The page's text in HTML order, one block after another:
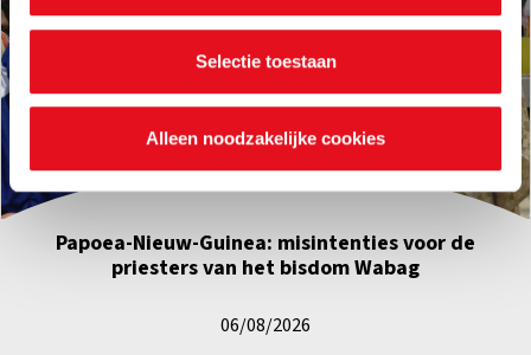
je voorkeuren ook op elk moment wijzigen via de cookie
Selectie toestaan
Alleen noodzakelijke cookies
Papoea-Nieuw-Guinea: misintenties voor de
priesters van het bisdom Wabag
06/08/2026